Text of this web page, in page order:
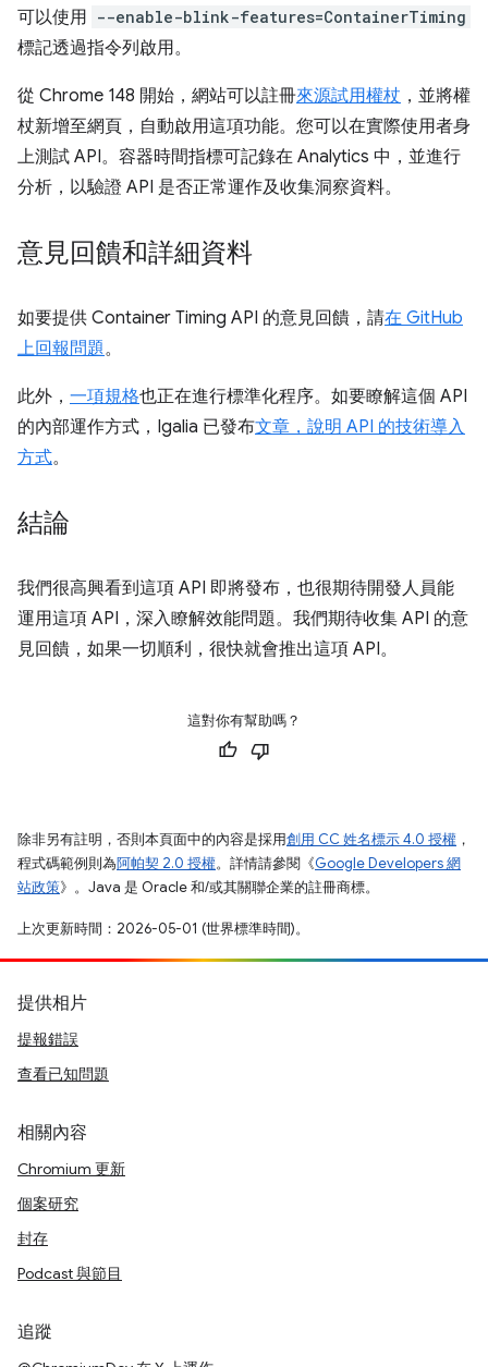
可以使用 --enable-blink-features=ContainerTiming
標記透過指令列啟用。
從 Chrome 148 開始，網站可以註冊來源試用權杖 ，並將權
杖新增至網頁，自動啟用這項功能。您可以在實際使用者身
上測試 API。容器時間指標可記錄在 Analytics 中，並進行
分析，以驗證 API 是否正常運作及收集洞察資料。
意見回饋和詳細資料
如要提供 Container Timing API 的意見回饋，請在 GitHub
上回報問題。
此外， 一項規格也正在進行標準化程序。如要瞭解這個 API
的內部運作方式，Igalia 已發布文章，說明 API 的技術導入
方式。
結論
我們很高興看到這項 API 即將發布，也很期待開發人員能
運用這項 API，深入瞭解效能問題。我們期待收集 API 的意
見回饋，如果一切順利，很快就會推出這項 API。
這對你有幫助嗎？
除非另有註明，否則本頁面中的內容是採用創用 CC 姓名標示 4.0 授權 ，
程式碼範例則為阿帕契 2.0 授權。詳情請參閱《Google Developers 網
站政策》。Java 是 Oracle 和/或其關聯企業的註冊商標。
上次更新時間：2026-05-01 (世界標準時間)。
提供相片
提報錯誤
查看已知問題
相關內容
Chromium 更新
個案研究
封存
Podcast 與節目
追蹤